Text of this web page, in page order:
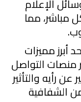
الإعلام
مباشر، مما
أبرز مميزات
منصات التواصل
رأيه والتأثير
الشفافية